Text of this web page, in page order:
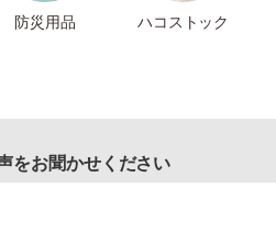
防災用品 ハコストック
をお聞かせください